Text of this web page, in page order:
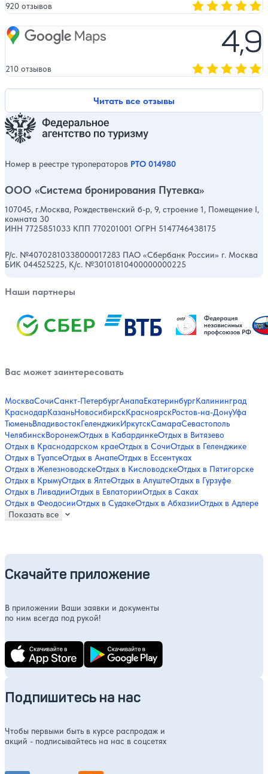
Читать все отзывы
920 отзывов
Google Maps 4,9
210 отзывов
Номер в реестре туроператоров РТО 014980
ООО «Система бронирования Путевка»
107045, г.Москва, Рождественский б-р, 9, строение 1, Помещение I,
комната 30
ИНН 7725851033 КПП 770201001 ОГРН 5147746438175
Р/с. №40702810338000017283 ПАО «Сбербанк России» г. Москва
БИК 044525225, К/с. №30101810400000000225
Наши партнеры
Вас может заинтересовать
МоскваСочиСанкт-ПетербургАнапаЕкатеринбургКалининград
КраснодарКазаньНовосибирскКрасноярскРостов-на-ДонуУфа
ТюменьВладивостокГеленджикИркутскСамараСевастополь
ЧелябинскВоронежОтдых в КабардинкеОтдых в Витязево
Отдых в Краснодарском краеОтдых в СочиОтдых в Геленджике
Отдых в ТуапсеОтдых в АнапеОтдых в Ессентуках
Отдых в ЖелезноводскеОтдых в КисловодскеОтдых в Пятигорске
Отдых в КрымуОтдых в ЯлтеОтдых в АлуштеОтдых в Гурзуфе
Отдых в ЛивадииОтдых в ЕвпаторииОтдых в Саках
Отдых в ФеодосииОтдых в СудакеОтдых в АбхазииОтдых в Адлере
Показать все
Скачайте приложение
В приложении Ваши заявки и документы
по ним всегда под рукой!
Подпишитесь на нас
Чтобы первыми быть в курсе распродаж и
акций - подписывайтесь на нас в соцсетях